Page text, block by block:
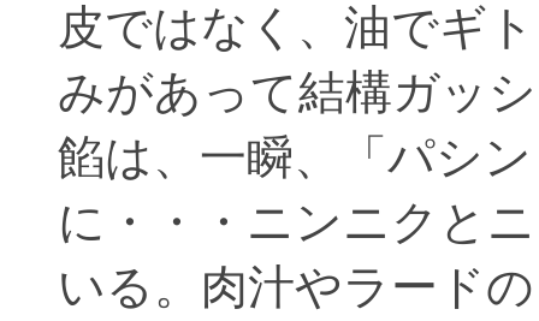
皮ではなく、油でギ
みがあって結構ガッ
餡は、一瞬、「パシ
に・・・ニンニクと
いる。肉汁やラード